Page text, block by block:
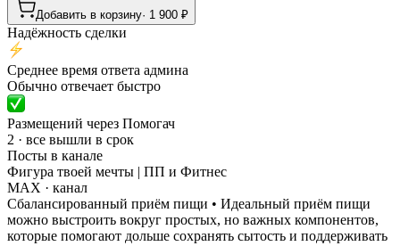
Добавить в корзину· 1 900 ₽
Надёжность сделки
Среднее время ответа админа
Обычно отвечает быстро
Размещений через Помогач
2 · все вышли в срок
Посты в канале
Фигура твоей мечты | ПП и Фитнес
MAX · канал
Сбалансированный приём пищи • Идеальный приём пищи
можно выстроить вокруг простых, но важных компонентов,
которые помогают дольше сохранять сытость и поддерживать